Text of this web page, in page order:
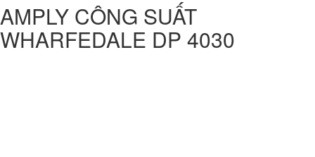
AMPLY CÔNG SUẤT
WHARFEDALE DP 4030